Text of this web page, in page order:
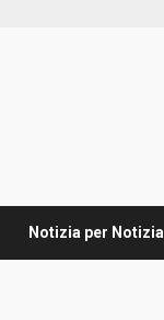
Notizia per Notizia